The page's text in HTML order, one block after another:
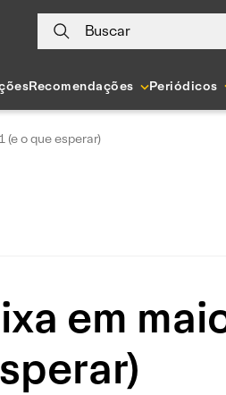
Buscar
Recomendações Periódicos
(e o que esperar)
em